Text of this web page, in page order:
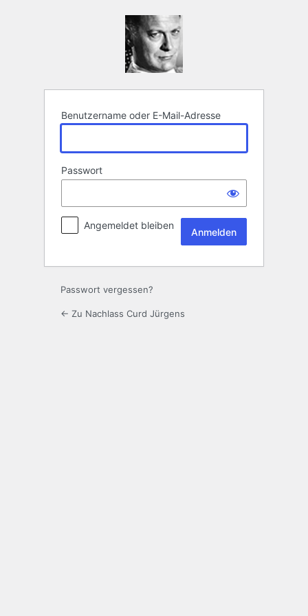
Benutzername oder E-Mail-Adresse
Passwort
Angemeldet bleiben
Passwort vergessen?
← Zu Nachlass Curd Jürgens